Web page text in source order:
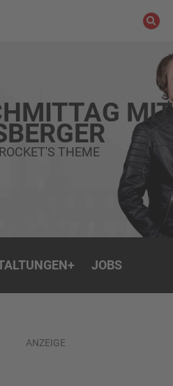
MIT
THEME
+ JOBS
ANZEIGE